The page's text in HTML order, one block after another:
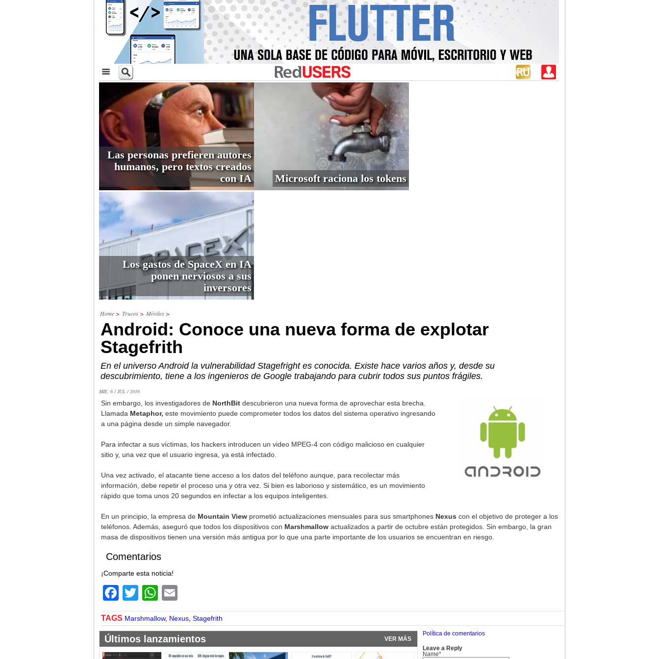
Las personas prefieren autores
humanos, pero textos creados
con IA
Microsoft raciona los tokens
Los gastos de SpaceX en IA
ponen nerviosos a sus
inversores
Home> Trucos> Móviles>
Android: Conoce una nueva forma de explotar
Stagefrith
En el universo Android la vulnerabilidad Stagefright es conocida. Existe hace varios años y, desde su
descubrimiento, tiene a los ingenieros de Google trabajando para cubrir todos sus puntos frágiles.
MIE, 6 / JUL / 2016
Sin embargo, los investigadores de NorthBit descubrieron una nueva forma de aprovechar esta brecha.
Llamada Metaphor, este movimiento puede comprometer todos los datos del sistema operativo ingresando
a una página desde un simple navegador.
Para infectar a sus víctimas, los hackers introducen un video MPEG-4 con código malicioso en cualquier
sitio y, una vez que el usuario ingresa, ya está infectado.
Una vez activado, el atacante tiene acceso a los datos del teléfono aunque, para recolectar más
información, debe repetir el proceso una y otra vez. Si bien es laborioso y sistemático, es un movimiento
rápido que toma unos 20 segundos en infectar a los equipos inteligentes.
En un principio, la empresa de Mountain View prometió actualizaciones mensuales para sus smartphones Nexus con el objetivo de proteger a los
teléfonos. Además, aseguró que todos los dispositivos con Marshmallow actualizados a partir de octubre están protegidos. Sin embargo, la gran
masa de dispositivos tienen una versión más antigua por lo que una parte importante de los usuarios se encuentran en riesgo.
Comentarios
¡Comparte esta noticia!
Facebook
TwitterWhatsApp
TAGS Marshmallow, Nexus Stagefrith
Últimos lanzamientos VER MÁS
Política de comentarios
Leave a Reply
Name*